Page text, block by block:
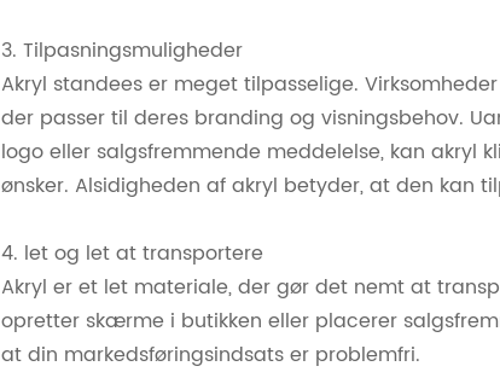
3. Tilpasningsmuligheder
Akryl standees er meget tilpasselige.
der passer til deres branding og visningsbehov.
logo eller salgsfremmende meddelelse, kan akryl
ønsker. Alsidigheden af ​​akryl betyder, at den kan
4. let og let at transportere
Akryl er et let materiale, der gør det nemt at
opretter skærme i butikken eller placerer
at din markedsføringsindsats er problemfri.